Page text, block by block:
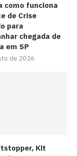
como funciona
de Crise
para
chegada de
em SP
de 2026
Kit